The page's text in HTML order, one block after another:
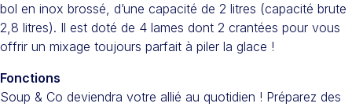
bol en inox brossé, d’une capacité de 2 litres (capacité brute
2,8 litres). Il est doté de 4 lames dont 2 crantées pour vous
offrir un mixage toujours parfait à piler la glace !
Fonctions
Soup & Co deviendra votre allié au quotidien ! Préparez des